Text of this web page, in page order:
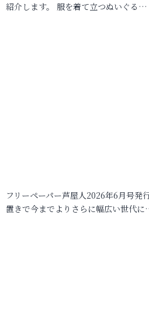
紹介します。 服を着て立つぬいぐる…
フリーペーパー芦屋人2026年6月号発
置きで今までよりさらに幅広い世代